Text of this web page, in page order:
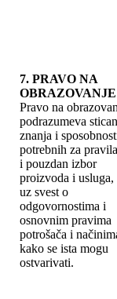
7. PRAVO NA
OBRAZOVANJE
Pravo na
podrazumeva
znanja i
potrebnih za
i pouzdan izbor
proizvoda i usluga,
uz svest o
odgovornostima i
osnovnim pravima
potrošača i
kako se ista mogu
ostvarivati.